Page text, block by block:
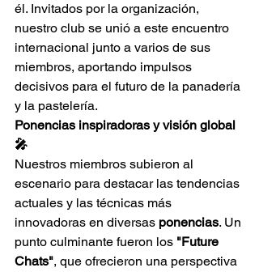
él. Invitados por la organización,
nuestro club se unió a este encuentro
internacional junto a varios de sus
miembros, aportando impulsos
decisivos para el futuro de la panadería
y la pastelería.
Ponencias inspiradoras y visión global
🎤
Nuestros miembros subieron al
escenario para destacar las tendencias
actuales y las técnicas más
innovadoras en diversas ponencias. Un
punto culminante fueron los "Future
Chats", que ofrecieron una perspectiva